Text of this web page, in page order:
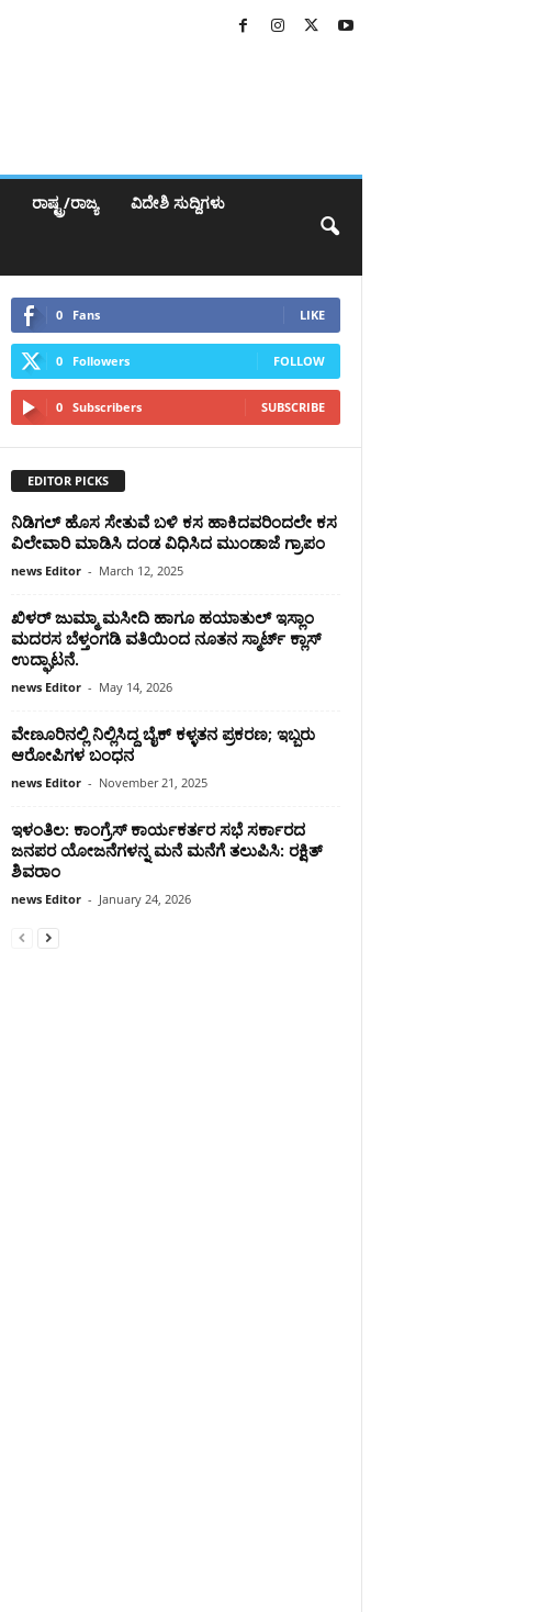
ರಾಷ್ಟ್ರ/ರಾಜ್ಯ ವಿದೇಶಿ ಸುದ್ದಿಗಳು
0 Fans LIKE
0 Followers FOLLOW
0 Subscribers SUBSCRIBE
EDITOR PICKS
ನಿಡಿಗಲ್ ಹೊಸ ಸೇತುವೆ ಬಳಿ ಕಸ ಹಾಕಿದವರಿಂದಲೇ ಕಸ
ವಿಲೇವಾರಿ ಮಾಡಿಸಿ ದಂಡ ವಿಧಿಸಿದ ಮುಂಡಾಜೆ ಗ್ರಾಪಂ
news Editor - March 12, 2025
ಖಿಳರ್ ಜುಮ್ಮಾ ಮಸೀದಿ ಹಾಗೂ ಹಯಾತುಲ್ ಇಸ್ಲಾಂ
ಮದರಸ ಬೆಳ್ತಂಗಡಿ ವತಿಯಿಂದ ನೂತನ ಸ್ಮಾರ್ಟ್ ಕ್ಲಾಸ್
ಉದ್ಘಾಟನೆ.
news Editor - May 14, 2026
ವೇಣೂರಿನಲ್ಲಿ ನಿಲ್ಲಿಸಿದ್ದ ಬೈಕ್ ಕಳ್ಳತನ ಪ್ರಕರಣ; ಇಬ್ಬರು
ಆರೋಪಿಗಳ ಬಂಧನ
news Editor - November 21, 2025
ಇಳಂತಿಲ: ಕಾಂಗ್ರೆಸ್ ಕಾರ್ಯಕರ್ತರ ಸಭೆ ಸರ್ಕಾರದ
ಜನಪರ ಯೋಜನೆಗಳನ್ನ ಮನೆ ಮನೆಗೆ ತಲುಪಿಸಿ: ರಕ್ಷಿತ್
ಶಿವರಾಂ
news Editor - January 24, 2026